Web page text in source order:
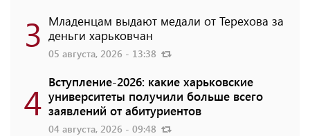
3 Младенцам выдают медали от Терехова за
деньги харьковчан
05 августа, 2026 - 13:38
4 Вступление-2026: какие харьковские
университеты получили больше всего
заявлений от абитуриентов
04 августа, 2026 - 09:48